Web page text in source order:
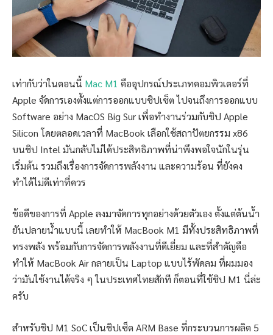
เท่ากับว่าในตอนนี้ Mac M1 คืออุปกรณ์ประเภทคอมพิวเตอร์ที่
Apple จัดการเองตั้งแต่การออกแบบชิปเซ็ต ไปจนถึงการออกแบบ
Software อย่าง MacOS Big Sur เพื่อทำงานร่วมกับชิป Apple
Silicon โดยตลอดเวลาที่ MacBook เลือกใช้สถาปัตยกรรม x86
บนชิป Intel มันกลับไม่ได้ประสิทธิภาพที่น่าพึงพอใจนักในรุ่น
เริ่มต้น รวมถึงเรื่องการจัดการพลังงาน และความร้อน ที่ยังคง
ทำได้ไม่ดีเท่าที่ควร
ข้อดีของการที่ Apple ลงมาจัดการทุกอย่างด้วยตัวเอง ตั้งแต่ต้นน้ำ
ยันปลายน้ำแบบนี้ เลยทำให้ MacBook M1 มีทั้งประสิทธิภาพที่
ทรงพลัง พร้อมกับการจัดการพลังงานที่ดีเยี่ยม และที่สำคัญคือ
ทำให้ MacBook Air กลายเป็น Laptop แบบไร้พัดลม ที่ผมมอง
ว่ามันใช้งานได้จริง ๆ ในประเทศไทยสักที ก็ตอนที่ใช้ชิป M1 นี่ล่ะ
ครับ
สำหรับชิป M1 SoC เป็นชิปเซ็ต ARM Base ที่กระบวนการผลิต 5